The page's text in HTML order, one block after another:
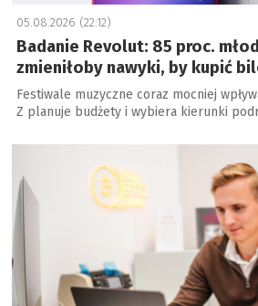
05.08.2026 (22:12)
Badanie Revolut: 85 proc.
zmieniłoby nawyki, by kupić
Festiwale muzyczne coraz mocniej
Z planuje budżety i wybiera kierunki
a